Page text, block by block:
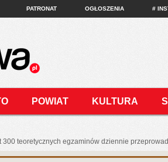
PATRONAT OGŁOSZENIA #
POWIAT KULTURA
300 teoretycznych egzaminów dziennie